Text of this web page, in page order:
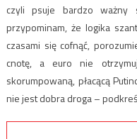
czyli psuje bardzo ważny
przypominam, że logika
czasami się cofnąć,
cnotę, a euro nie
skorumpowaną, płacącą
nie jest dobra droga –